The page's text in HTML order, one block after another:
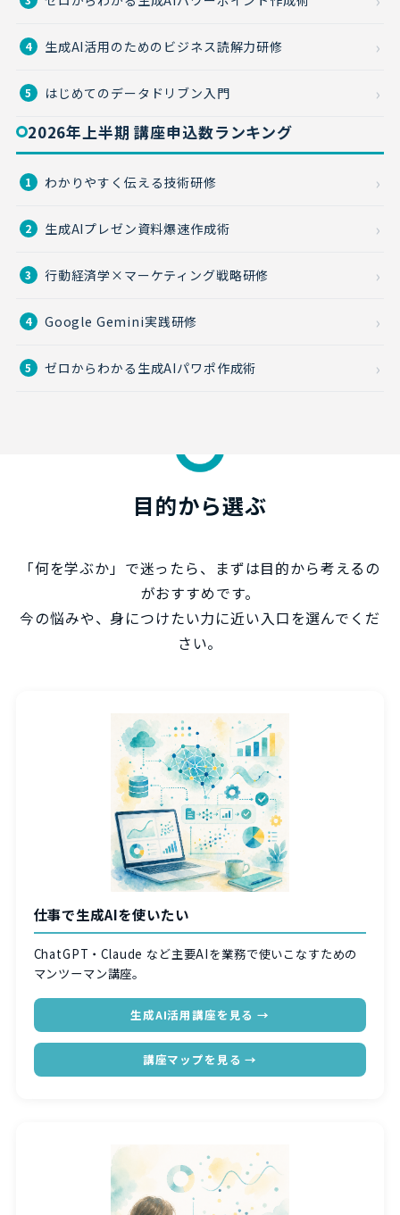
4 生成AI活用のためのビジネス読解力研修
5 はじめてのデータドリブン入門
2026年上半期 講座申込数ランキング
1 わかりやすく伝える技術研修
2 生成AIプレゼン資料爆速作成術
3 行動経済学×マーケティング戦略研修
4 Google Gemini実践研修
5 ゼロからわかる生成AIパワポ作成術
目的から選ぶ
「何を学ぶか」で迷ったら、まずは目的から考えるの
がおすすめです。
今の悩みや、身につけたい力に近い入口を選んでくだ
さい。
仕事で生成AIを使いたい
ChatGPT・Claude など主要AIを業務で使いこなすための
マンツーマン講座。
生成AI活用講座を見る →
講座マップを見る →